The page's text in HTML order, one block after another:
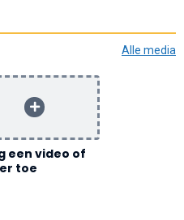
Alle media
een video of
toe